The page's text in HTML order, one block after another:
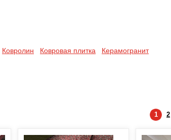
Ковролин Ковровая плитка Керамогранит
1 2